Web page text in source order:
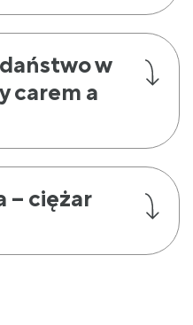
w
carem a
– ciężar